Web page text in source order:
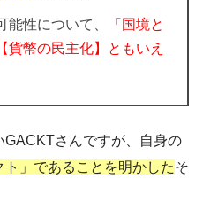
能性について、
「国境と
貨幣の民主化】ともいえ
さんですが、自身の
」であることを明かしたそ